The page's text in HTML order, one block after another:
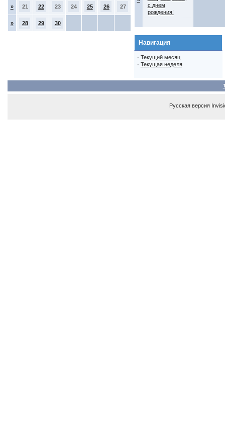
» 21 22 23 24 25 26 27
» 28 29 30
с днем
рождения!
Навигация
· Текущий месяц
· Текущая неделя
Русская версия